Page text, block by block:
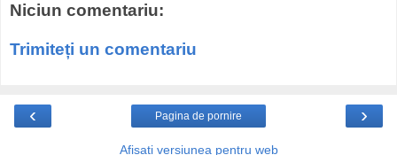
Niciun comentariu:
Trimiteți un comentariu
‹ ›
Pagina de pornire
Afișați versiunea pentru web